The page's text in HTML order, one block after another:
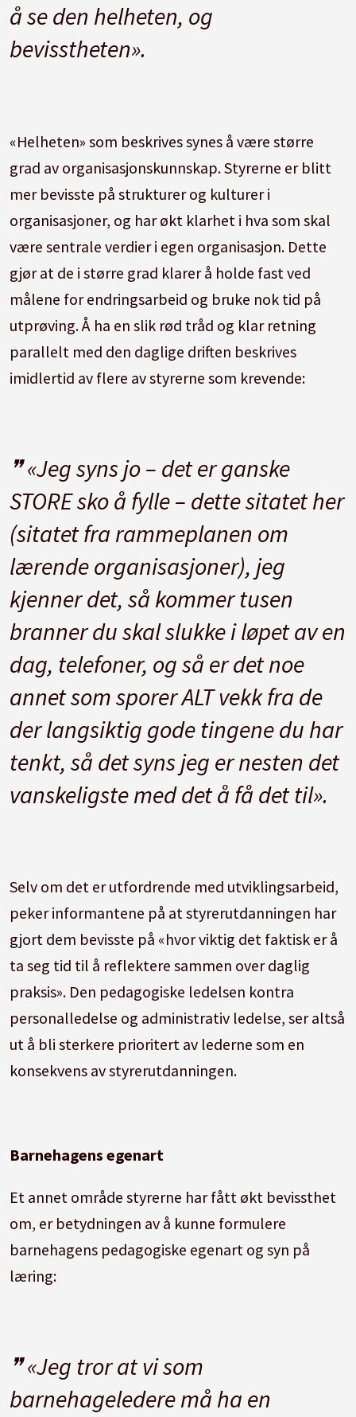
å se den helheten, og
bevisstheten».
«Helheten» som beskrives synes å være større
grad av organisasjonskunnskap. Styrerne er blitt
mer bevisste på strukturer og kulturer i
organisasjoner, og har økt klarhet i hva som skal
være sentrale verdier i egen organisasjon. Dette
gjør at de i større grad klarer å holde fast ved
målene for endringsarbeid og bruke nok tid på
utprøving. Å ha en slik rød tråd og klar retning
parallelt med den daglige driften beskrives
imidlertid av flere av styrerne som krevende:
«Jeg syns jo – det er ganske
STORE sko å fylle – dette sitatet her
(sitatet fra rammeplanen om
lærende organisasjoner), jeg
kjenner det, så kommer tusen
branner du skal slukke i løpet av en
dag, telefoner, og så er det noe
annet som sporer ALT vekk fra de
der langsiktig gode tingene du har
tenkt, så det syns jeg er nesten det
vanskeligste med det å få det til».
Selv om det er utfordrende med utviklingsarbeid,
peker informantene på at styrerutdanningen har
gjort dem bevisste på «hvor viktig det faktisk er å
ta seg tid til å reflektere sammen over daglig
praksis». Den pedagogiske ledelsen kontra
personalledelse og administrativ ledelse, ser altså
ut å bli sterkere prioritert av lederne som en
konsekvens av styrerutdanningen.
Barnehagens egenart
Et annet område styrerne har fått økt bevissthet
om, er betydningen av å kunne formulere
barnehagens pedagogiske egenart og syn på
læring:
«Jeg tror at vi som
barnehageledere må ha en